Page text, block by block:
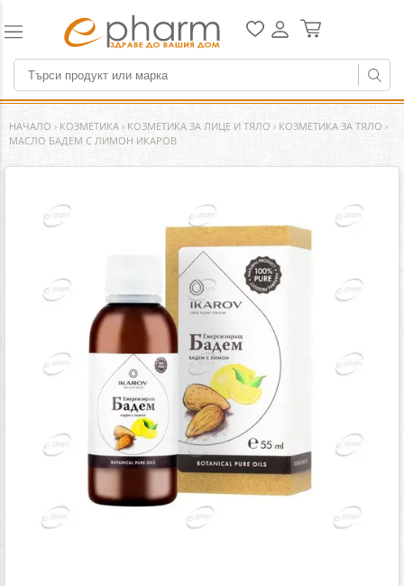
НАЧАЛО › КОЗМЕТИКА › КОЗМЕТИКА ЗА ЛИЦЕ И ТЯЛО › КОЗМЕТИКА ЗА ТЯЛО ›
МАСЛО БАДЕМ С ЛИМОН ИКАРОВ